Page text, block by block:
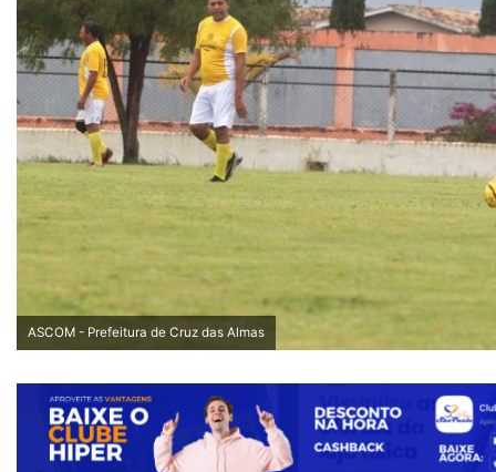
ASCOM - Prefeitura de Cruz das Almas